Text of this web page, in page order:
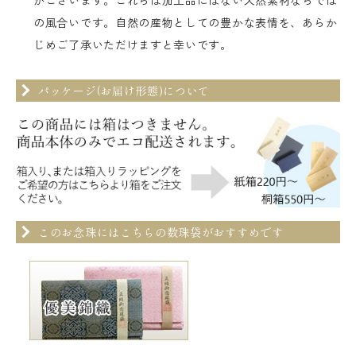
の風合いです。自然の産物としての豊かな表情を、あらか
じめご了承いただけますと幸いです。
パッケージ(お届け形態)について
このお念珠にはこちらの数珠袋がおすすめです